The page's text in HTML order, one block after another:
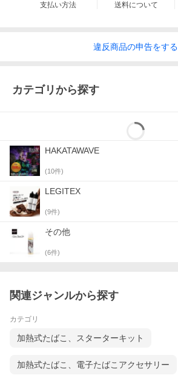
支払い方法 送料について
違反商品の申告をする
カテゴリから探す
HAKATAWAVE
(10件)
LEGITEX
(9件)
その他
(6件)
関連ジャンルから探す
カテゴリ
加熱式たばこ、スターターキット
加熱式たばこ、電子たばこアクセサリー